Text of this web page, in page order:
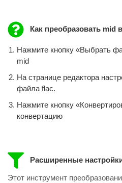
Как преобразовать mid
Нажмите кнопку «Выбрать
mid
На странице редактора
файла flac.
Нажмите кнопку
конвертацию
Расширенные
Этот инструмент